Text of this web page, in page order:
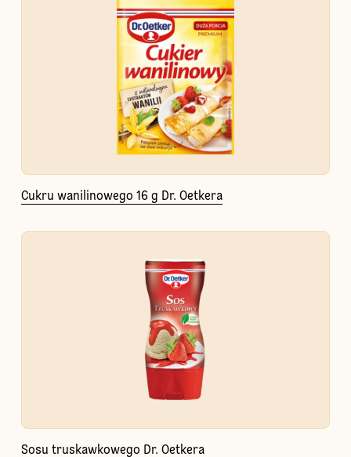
Cukru wanilinowego 16 g Dr. Oetkera
Sosu truskawkowego Dr. Oetkera